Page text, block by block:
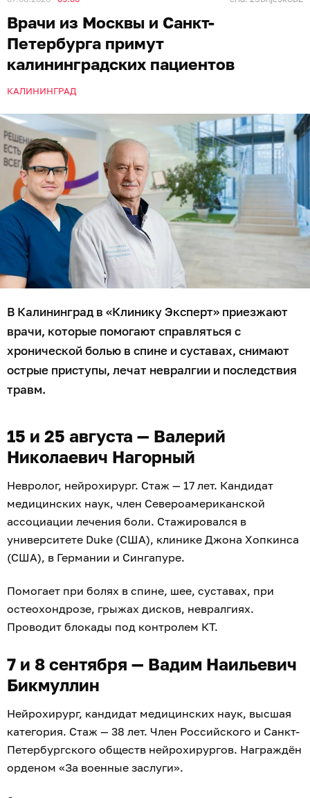
Врачи из Москвы и Санкт-
Петербурга примут
калининградских пациентов
КАЛИНИНГРАД
В Калининград в «Клинику Эксперт» приезжают
врачи, которые помогают справляться с
хронической болью в спине и суставах, снимают
острые приступы, лечат невралгии и последствия
травм.
15 и 25 августа — Валерий
Николаевич Нагорный
Невролог, нейрохирург. Стаж — 17 лет. Кандидат
медицинских наук, член Североамериканской
ассоциации лечения боли. Стажировался в
университете Duke (США), клинике Джона Хопкинса
(США), в Германии и Сингапуре.
Помогает при болях в спине, шее, суставах, при
остеохондрозе, грыжах дисков, невралгиях.
Проводит блокады под контролем КТ.
7 и 8 сентября — Вадим Наильевич
Бикмуллин
Нейрохирург, кандидат медицинских наук, высшая
категория. Стаж — 38 лет. Член Российского и Санкт-
Петербургского обществ нейрохирургов. Награждён
орденом «За военные заслуги».